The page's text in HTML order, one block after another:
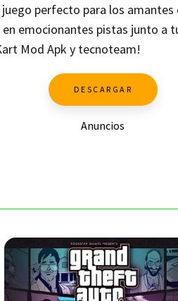
perfecto para los
emocionantes pistas junto a
Mod Apk y tecnoteam!
DESCARGAR
Anuncios